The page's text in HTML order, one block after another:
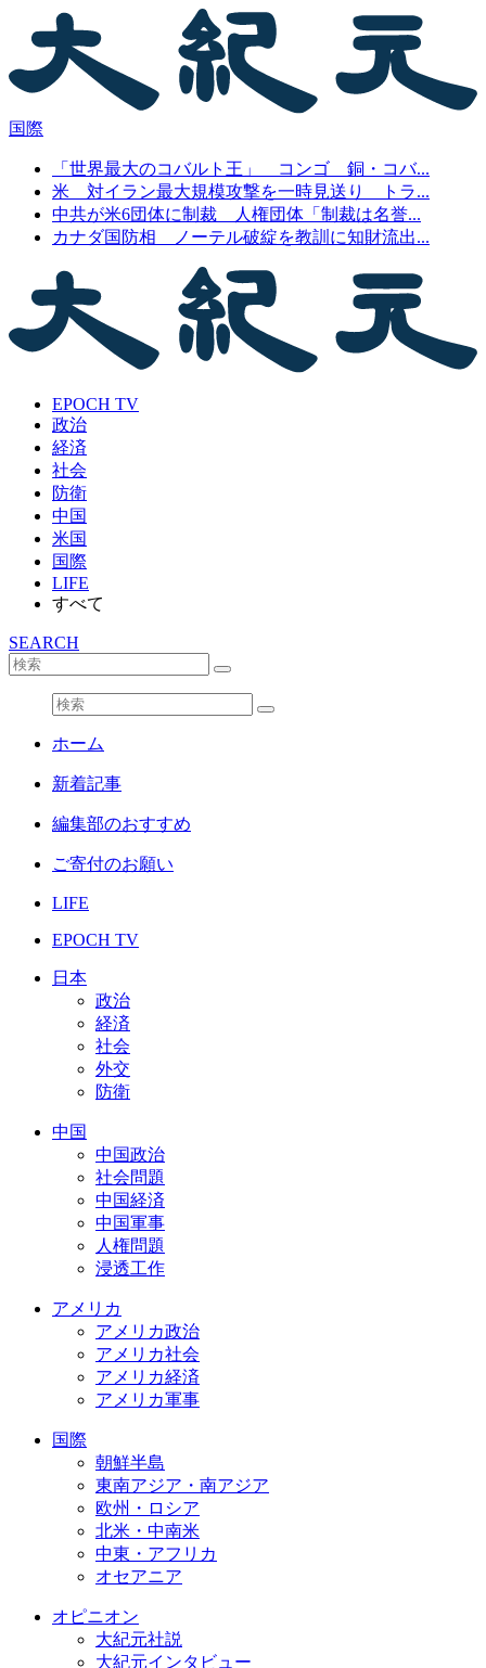
国際
「世界最大のコバルト王」 コンゴ 銅・コバ...
米 対イラン最大規模攻撃を一時見送り トラ...
中共が米6団体に制裁 人権団体「制裁は名誉...
カナダ国防相 ノーテル破綻を教訓に知財流出...
EPOCH TV
政治
経済
社会
防衛
中国
米国
国際
LIFE
すべて
SEARCH
ホーム
新着記事
編集部のおすすめ
ご寄付のお願い
LIFE
EPOCH TV
日本
政治
経済
社会
外交
防衛
中国
中国政治
社会問題
中国経済
中国軍事
人権問題
浸透工作
アメリカ
アメリカ政治
アメリカ社会
アメリカ経済
アメリカ軍事
国際
朝鮮半島
東南アジア・南アジア
欧州・ロシア
北米・中南米
中東・アフリカ
オセアニア
オピニオン
大紀元社説
大紀元インタビュー